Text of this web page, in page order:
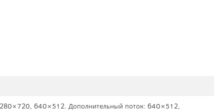
640×512. Дополнительный поток: 640×512,